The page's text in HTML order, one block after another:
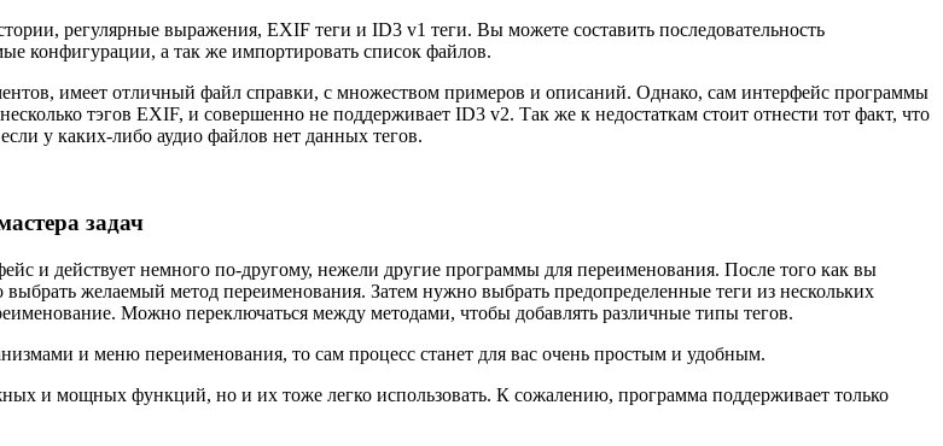
регулярные выражения, EXIF теги и ID3 v1 теги. Вы можете составить последовательность
конфигурации, а так же импортировать список файлов.
имеет отличный файл справки, с множеством примеров и описаний. Однако, сам интерфейс программы
тэгов EXIF, и совершенно не поддерживает ID3 v2. Так же к недостаткам стоит отнести тот факт, что
у каких-либо аудио файлов нет данных тегов.
задач
и действует немного по-другому, нежели другие программы для переименования. После того как вы
желаемый метод переименования. Затем нужно выбрать предопределенные теги из нескольких
Можно переключаться между методами, чтобы добавлять различные типы тегов.
и меню переименования, то сам процесс станет для вас очень простым и удобным.
и мощных функций, но и их тоже легко использовать. К сожалению, программа поддерживает только